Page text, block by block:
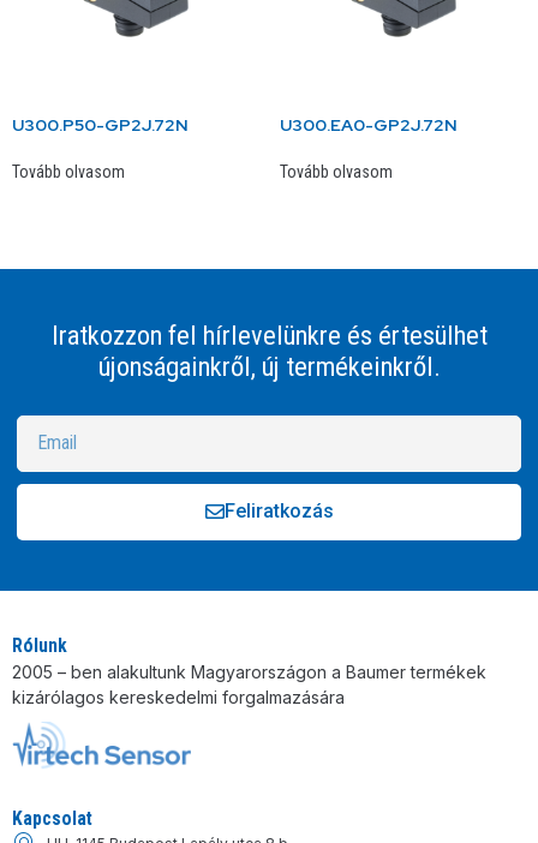
U300.P50-GP2J.72N
Tovább olvasom
U300.EA0-GP2J.72N
Tovább olvasom
Iratkozzon fel hírlevelünkre és értesülhet
újonságainkről, új termékeinkről.
Feliratkozás
Rólunk
2005 – ben alakultunk Magyarországon a Baumer termékek
kizárólagos kereskedelmi forgalmazására
Kapcsolat